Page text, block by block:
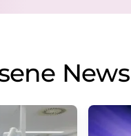
News